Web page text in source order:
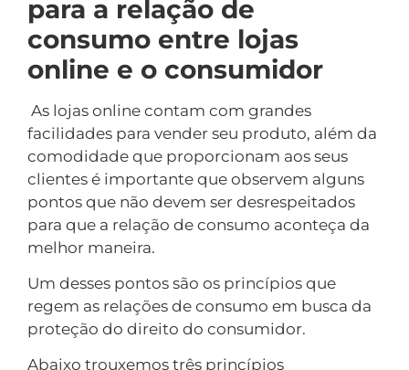
para a relação de
consumo entre lojas
online e o consumidor
As lojas online contam com grandes
facilidades para vender seu produto, além da
comodidade que proporcionam aos seus
clientes é importante que observem alguns
pontos que não devem ser desrespeitados
para que a relação de consumo aconteça da
melhor maneira.
Um desses pontos são os princípios que
regem as relações de consumo em busca da
proteção do direito do consumidor.
Abaixo trouxemos três princípios